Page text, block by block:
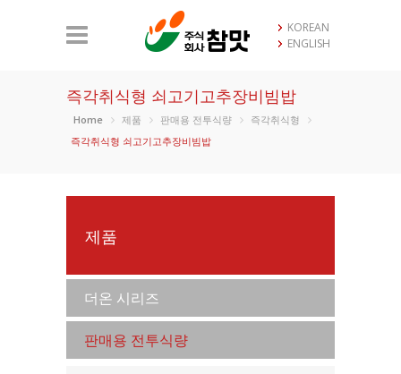
KOREAN
ENGLISH
즉각취식형 쇠고기고추장비빔밥
Home 제품 판매용 전투식량
즉각취식형
즉각취식형 쇠고기고추장비빔밥
제품
더온 시리즈
판매용 전투식량